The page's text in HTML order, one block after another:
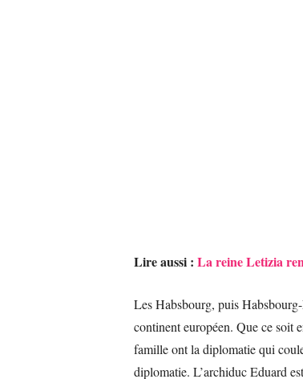
Lire aussi : La reine Letizia
Les Habsbourg, puis
continent européen. Que ce soit
famille ont la diplomatie qui
diplomatie. L’archiduc Eduard